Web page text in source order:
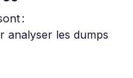
:
analyser les dumps